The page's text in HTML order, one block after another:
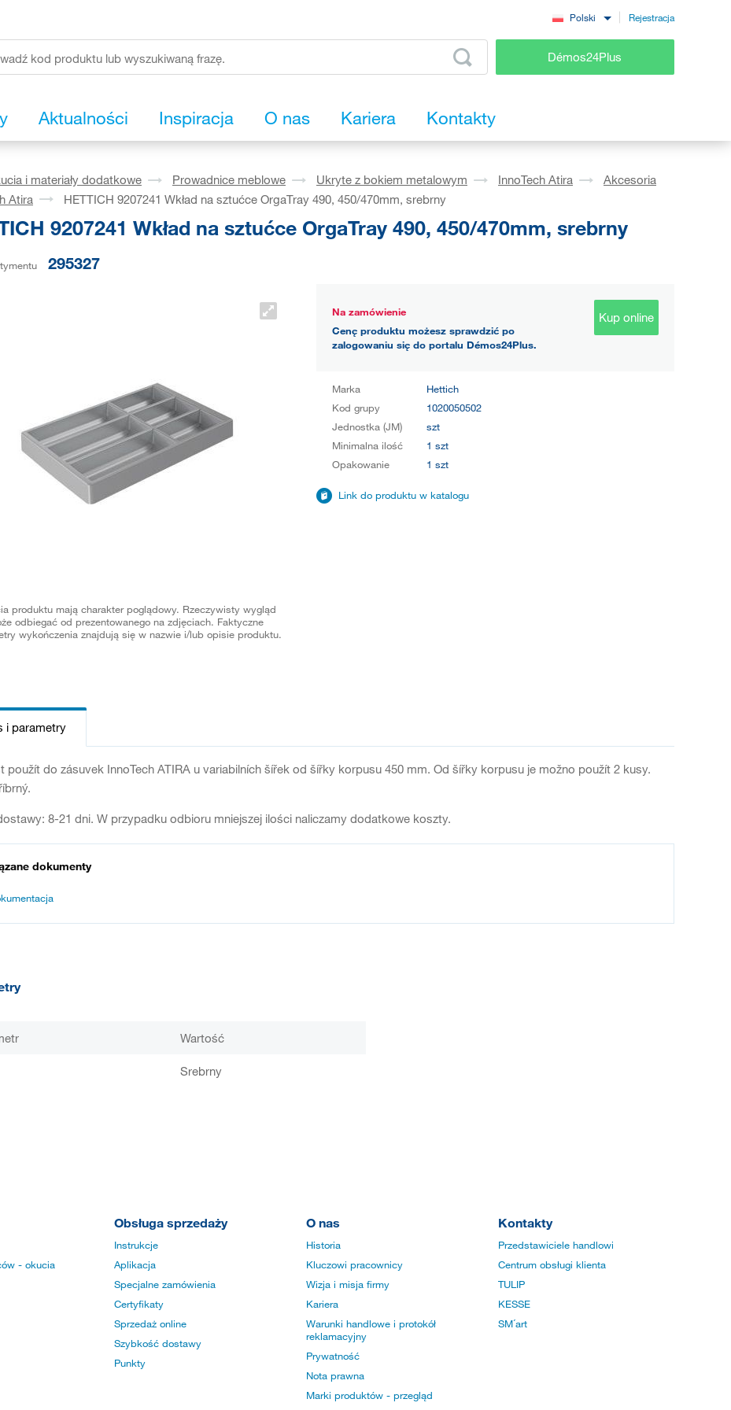
Polski Rejestracja
Démos24Plus
Aktualności Inspiracja O nas Kariera Kontakty
i materiały dodatkowe Prowadnice meblowe Ukryte z bokiem metalowym InnoTech Atira
Akcesoria
Atira
HETTICH 9207241 Wkład na sztućce OrgaTray 490, 450/470mm, srebrny
9207241 Wkład na sztućce OrgaTray 490, 450/470mm, srebrny
295327
produktu mają charakter poglądowy. Rzeczywisty wygląd
odbiegać od prezentowanego na zdjęciach. Faktyczne
wykończenia znajdują się w nazwie i/lub opisie produktu.
Na zamówienie
Cenę produktu możesz sprawdzić po
zalogowaniu się do portalu Démos24Plus.
Kup online
Marka
Hettich
Kod grupy
1020050502
Jednostka (JM)
szt
Minimalna ilość
1 szt
Opakowanie
1 szt
Link do produktu w katalogu
i parametry
použít do zásuvek InnoTech ATIRA u variabilních šířek od šířky korpusu 450 mm. Od šířky korpusu je možno použít 2 kusy.
8-21 dni. W przypadku odbioru mniejszej ilości naliczamy dodatkowe koszty.
dokumenty
Wartość
Srebrny
- okucia
Obsługa sprzedaży
Instrukcje
Aplikacja
Specjalne zamówienia
Certyfikaty
Sprzedaż online
Szybkość dostawy
Punkty
O nas
Historia
Kluczowi pracownicy
Wizja i misja firmy
Kariera
Warunki handlowe i protokół
reklamacyjny
Prywatność
Nota prawna
Marki produktów - przegląd
Kontakty
Przedstawiciele handlowi
Centrum obsługi klienta
TULIP
KESSE
SM´art